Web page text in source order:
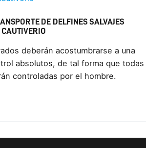
DE DELFINES SALVAJES
deberán acostumbrarse a una
absolutos, de tal forma que todas
controladas por el hombre.